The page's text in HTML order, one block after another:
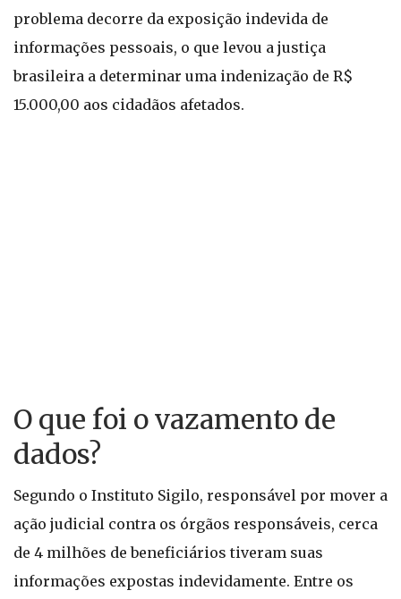
problema decorre da exposição indevida de
informações pessoais, o que levou a justiça
brasileira a determinar uma indenização de R$
15.000,00 aos cidadãos afetados.
O que foi o vazamento de
dados?
Segundo o Instituto Sigilo, responsável por mover a
ação judicial contra os órgãos responsáveis, cerca
de 4 milhões de beneficiários tiveram suas
informações expostas indevidamente. Entre os